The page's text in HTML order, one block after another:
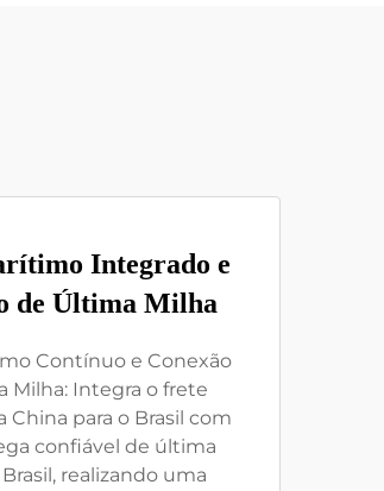
Integrado e
de Última Milha
Contínuo e Conexão
Milha: Integra o frete
China para o Brasil com
confiável de última
realizando uma